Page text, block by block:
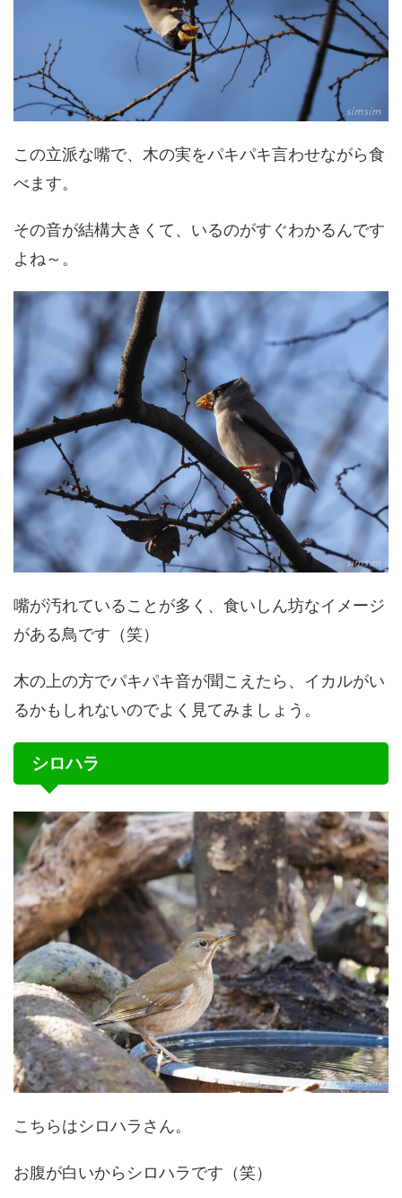
この立派な嘴で、木の実をパキパキ言わせながら食
べます。
その音が結構大きくて、いるのがすぐわかるんです
よね～。
嘴が汚れていることが多く、食いしん坊なイメージ
がある鳥です（笑）
木の上の方でパキパキ音が聞こえたら、イカルがい
るかもしれないのでよく見てみましょう。
シロハラ
こちらはシロハラさん。
お腹が白いからシロハラです（笑）